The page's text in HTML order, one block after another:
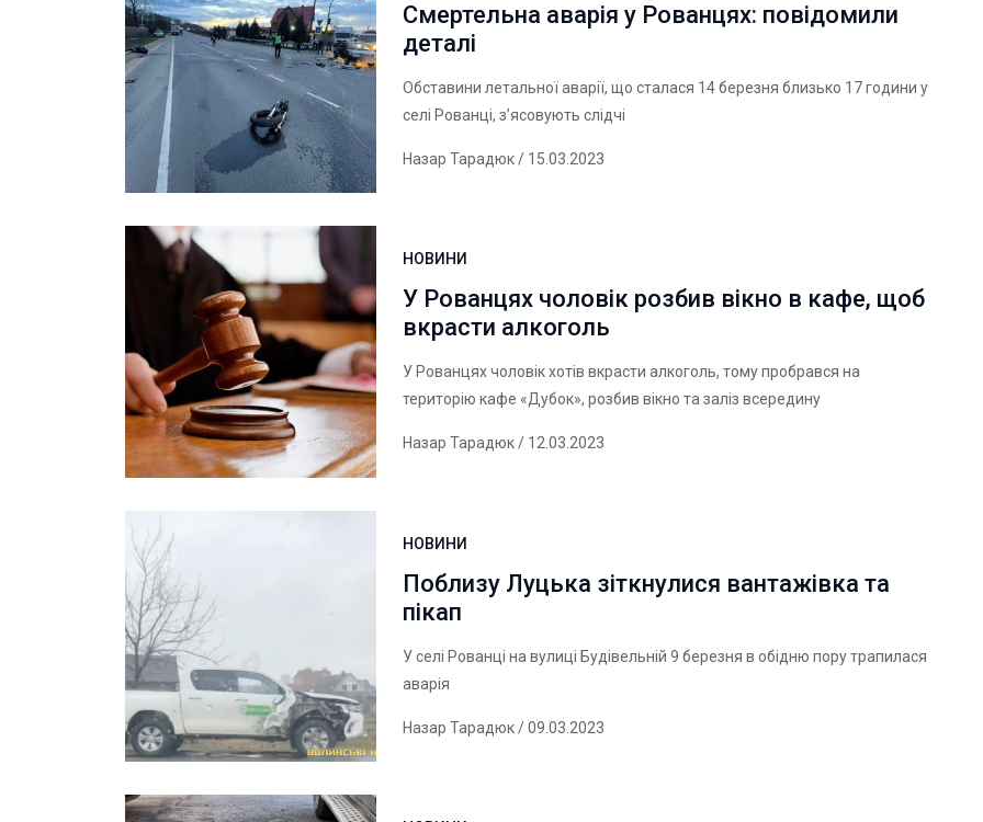
Смертельна аварія у Рованцях: повідомили
деталі
Обставини летальної аварії, що сталася 14 березня близько 17 години у
селі Рованці, з’ясовують слідчі
Назар Тарадюк/ 15.03.2023
НОВИНИ
У Рованцях чоловік розбив вікно в кафе, щоб
вкрасти алкоголь
У Рованцях чоловік хотів вкрасти алкоголь, тому пробрався на
територію кафе «Дубок», розбив вікно та заліз всередину
Назар Тарадюк/ 12.03.2023
НОВИНИ
Поблизу Луцька зіткнулися вантажівка та
пікап
У селі Рованці на вулиці Будівельній 9 березня в обідню пору трапилася
аварія
Назар Тарадюк/ 09.03.2023